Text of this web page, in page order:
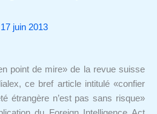
17 juin 2013
point de mire» de la revue suisse
ce bref article intitulé «confier
étrangère n’est pas sans risque»